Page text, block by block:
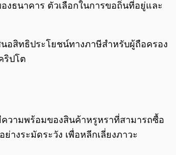
งธนาคาร ตัวเลือกในการขอถิ่นที่อยู่และ
อสิทธิประโยชน์ทางภาษีสำหรับผู้ถือครอง
ริปโต
ความพร้อมของสินค้าหรูหราที่สามารถซื้อ
างระมัดระวัง เพื่อหลีกเลี่ยงภาวะ